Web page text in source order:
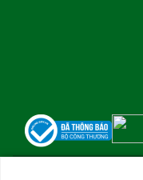
Copyright @ 2021